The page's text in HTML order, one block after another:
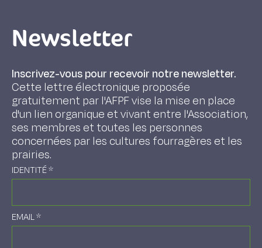
Newsletter
Inscrivez-vous pour recevoir notre newsletter.
Cette lettre électronique proposée
gratuitement par l'AFPF vise la mise en place
d'un lien organique et vivant entre l'Association,
ses membres et toutes les personnes
concernées par les cultures fourragères et les
prairies.
IDENTITÉ*
EMAIL*